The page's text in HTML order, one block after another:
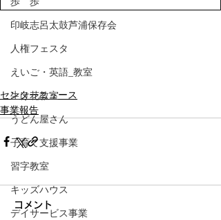
印岐志呂太鼓芦浦保存会
人権フェスタ
えいご・英語_教室
生け花教室
うどん屋さん
子育て支援事業
習字教室
キッズハウス
デイサービス事業
センターニュース
事業報告
コメント